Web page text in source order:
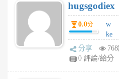
6
個
月
前
hugsgodiex
0.0分
w
ke
rv
pj
分享
0 評論/給分